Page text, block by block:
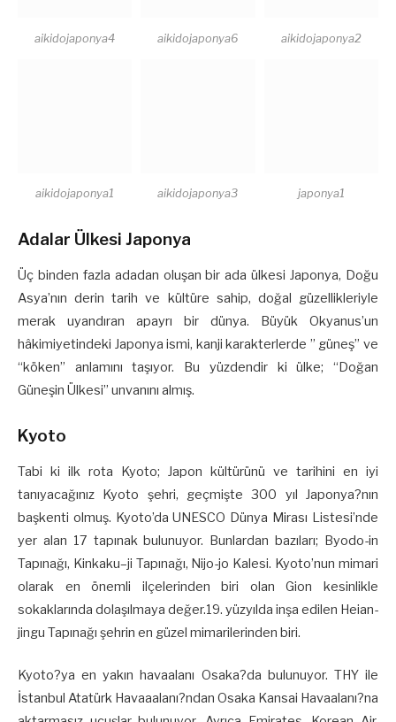
aikidojaponya4 aikidojaponya6 aikidojaponya2
aikidojaponya1 aikidojaponya3 japonya1
Adalar Ülkesi Japonya
Üç binden fazla adadan oluşan bir ada ülkesi Japonya, Doğu
Asya’nın derin tarih ve kültüre sahip, doğal güzellikleriyle
merak uyandıran apayrı bir dünya. Büyük Okyanus’un
hâkimiyetindeki Japonya ismi, kanji karakterlerde ” güneş” ve
“köken” anlamını taşıyor. Bu yüzdendir ki ülke; “Doğan
Güneşin Ülkesi” unvanını almış.
Kyoto
Tabi ki ilk rota Kyoto; Japon kültürünü ve tarihini en iyi
tanıyacağınız Kyoto şehri, geçmişte 300 yıl Japonya?nın
başkenti olmuş. Kyoto’da UNESCO Dünya Mirası Listesi’nde
yer alan 17 tapınak bulunuyor. Bunlardan bazıları; Byodo-in
Tapınağı, Kinkaku–ji Tapınağı, Nijo-jo Kalesi. Kyoto’nun mimari
olarak en önemli ilçelerinden biri olan Gion kesinlikle
sokaklarında dolaşılmaya değer.19. yüzyılda inşa edilen Heian-
jingu Tapınağı şehrin en güzel mimarilerinden biri.
Kyoto?ya en yakın havaalanı Osaka?da bulunuyor. THY ile
İstanbul Atatürk Havaaalanı?ndan Osaka Kansai Havaalanı?na